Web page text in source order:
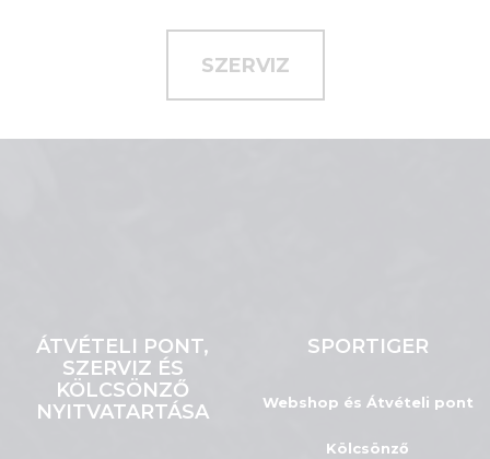
SZERVIZ
ÁTVÉTELI PONT,
SZERVIZ ÉS
KÖLCSÖNZŐ
NYITVATARTÁSA
SPORTIGER
Webshop és Átvételi pont
Kölcsönző